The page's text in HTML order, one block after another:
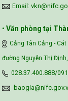
Email:
• Văn phòng tại
Cảng Tân Cảng -
đường Nguyễn Thị
028.37.400.888/